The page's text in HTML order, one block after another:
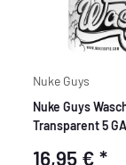
Nuke Guys
Nuke Guys Wascheimer
Transparent 5
16,95 €*